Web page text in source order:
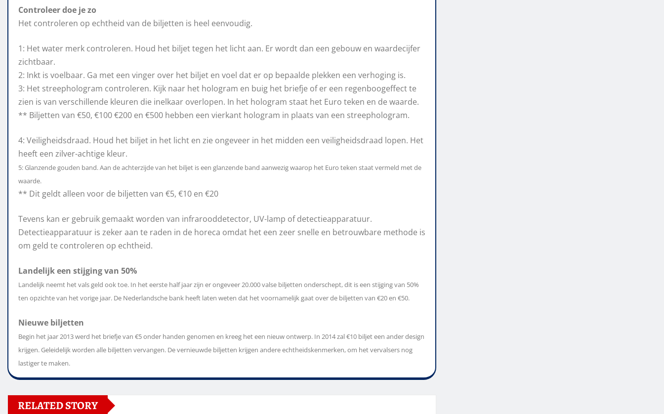
Controleer doe je zo
Het controleren op echtheid van de biljetten is heel eenvoudig.
1: Het water merk controleren. Houd het biljet tegen het licht aan. Er wordt dan een gebouw en waardecijfer
zichtbaar.
2: Inkt is voelbaar. Ga met een vinger over het biljet en voel dat er op bepaalde plekken een verhoging is.
3: Het streephologram controleren. Kijk naar het hologram en buig het briefje of er een regenboogeffect te
zien is van verschillende kleuren die inelkaar overlopen. In het hologram staat het Euro teken en de waarde.
** Biljetten van €50, €100 €200 en €500 hebben een vierkant hologram in plaats van een streephologram.
4: Veiligheidsdraad. Houd het biljet in het licht en zie ongeveer in het midden een veiligheidsdraad lopen. Het
heeft een zilver-achtige kleur.
5: Glanzende gouden band. Aan de achterzijde van het biljet is een glanzende band aanwezig waarop het Euro teken staat vermeld met de
waarde.
** Dit geldt alleen voor de biljetten van €5, €10 en €20
Tevens kan er gebruik gemaakt worden van infrarooddetector, UV-lamp of detectieapparatuur.
Detectieapparatuur is zeker aan te raden in de horeca omdat het een zeer snelle en betrouwbare methode is
om geld te controleren op echtheid.
Landelijk een stijging van 50%
Landelijk neemt het vals geld ook toe. In het eerste half jaar zijn er ongeveer 20.000 valse biljetten onderschept, dit is een stijging van 50%
ten opzichte van het vorige jaar. De Nederlandsche bank heeft laten weten dat het voornamelijk gaat over de biljetten van €20 en €50.
Nieuwe biljetten
Begin het jaar 2013 werd het briefje van €5 onder handen genomen en kreeg het een nieuw ontwerp. In 2014 zal €10 biljet een ander design
krijgen. Geleidelijk worden alle biljetten vervangen. De vernieuwde biljetten krijgen andere echtheidskenmerken, om het vervalsers nog
lastiger te maken.
RELATED STORY